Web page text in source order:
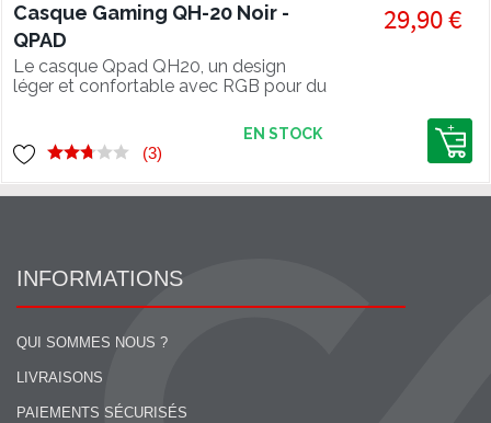
Casque Gaming QH-20 Noir -
QPAD
Le casque Qpad QH20, un design
léger et confortable avec RGB pour du
29,90 €
(3)
EN STOCK
INFORMATIONS
QUI SOMMES NOUS ?
LIVRAISONS
PAIEMENTS SÉCURISÉS